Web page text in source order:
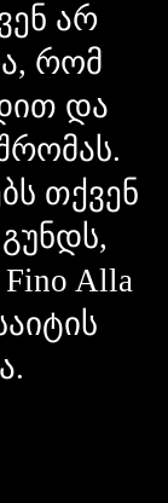
არ
რომ
და
თქვენ
Alla